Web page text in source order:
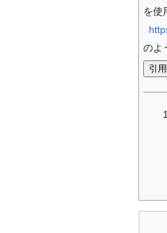
を使
のよ
引